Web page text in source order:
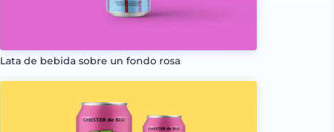
Lata de bebida sobre un fondo rosa